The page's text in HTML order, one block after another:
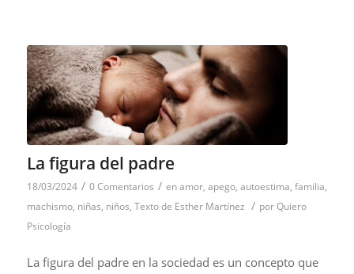
La figura del padre
18/03/2024 / 0 Comentarios / enamor, apego, autoestima, familia,
machismo, niñas, niños, Texto de Esther Martínez / porQuiero
Psicología
La figura del padre en la sociedad es un concepto que